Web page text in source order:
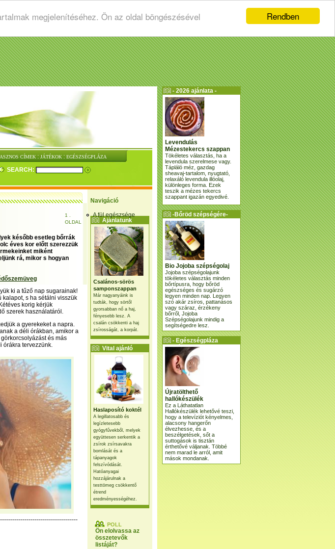
Rendben
megjelenítéséhez. Ön az oldal böngészésével
CÍMEK : JÁTÉKOK : EGÉSZSÉGPLÁZA
SEARCH:
Navigáció
A fül egészsége
Ajánlatunk
Csalános-sörös
samponszappan
Már nagyanyáink is
tudták, hogy sörtől
gyorsabban nő a haj,
fényesebb lesz. A
csalán csökkenti a haj
zsírosságát, a korpát.
Vital ajánló
Haslaposító koktél
A legillatosabb és
legízletesebb
gyógyfűvekből, melyek
együttesen serkentik a
zsírok zsírsavakra
bomlását és a
tápanyagok
felszívódását.
Hatóanyagai
hozzájárulnak a
testtömeg csökkentő
étrend
eredményességéhez.
POLL
Ön elolvassa az
összetevők
listáját?
1 .
OLDAL
később esetleg bőrrák
éves kor előtt szerezzük
miként
rá, mikor s hogyan
ki a tűző nap sugarainak!
kalapot, s ha sétálni visszük
korig kérjük
szerek használatáról.
a gyerekeket a napra.
a déli órákban, amikor a
és más
órákra tervezzünk.
- 2026 ajánlata -
Levendulás
Mézestekercs szappan
Tökéletes választás, ha a
levendula szerelmese vagy.
Tápláló méz, gazdag
sheavaj-tartalom, nyugtató,
relaxáló levendula illóolaj,
különleges forma. Ezek
teszik a mézes tekercs
szappant igazán egyedivé.
-Bőröd szépségére-
Bio Jojoba szépségolaj
Jojoba szépségolajunk
tökéletes választás minden
bőrtípusra, hogy bőröd
egészséges és sugárzó
legyen minden nap. Legyen
szó akár zsíros, pattanásos
vagy száraz, érzékeny
bőrről, Jojoba
Szépségolajunk mindig a
segítségedre lesz.
- Egészségpláza
ajánlatunk -
Újratölthető
hallókészülék
Ez a Láthatatlan
Hallókészülék lehetővé teszi,
hogy a televíziót kényelmes,
alacsony hangerőn
élvezhesse, és a
beszélgetések, sőt a
suttogások is tisztán
érthetővé váljanak. Többé
nem marad le arról, amit
mások mondanak.